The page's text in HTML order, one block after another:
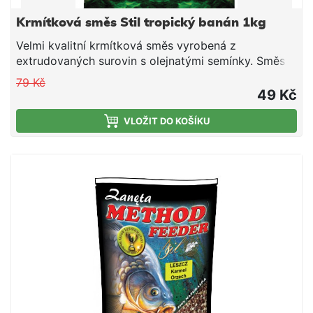
Krmítková směs Stil tropický banán 1kg
Velmi kvalitní krmítková směs vyrobená z
extrudovaných surovin s olejnatými semínky. Směs
je vhodná pro použití v průběhu celé sezony. Jedná
se o směs tepelně upravených obilovin a olejnatin,
doplněnou o živočišné moučky a atraktivní aroma.
Směs je ideální pro použití do krmítek, ale i do
vlhčíme raději méně a chvilku čekáme do vsáknutí. V
závislosti na povaze směsi, směs pouze opatrně
dovlhčujeme. Po vsáknutí a vzniku vhodné
konzistence plníme do krmítek.
79 Kč
49 Kč
VLOŽIT DO KOŠÍKU